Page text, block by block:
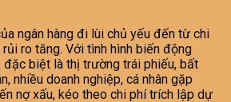
ngân hàng đi lùi chủ yếu đến từ chi
ro tăng. Với tình hình biến động
đặc biệt là thị trường trái phiếu, bất
nhiều doanh nghiệp, cá nhân gặp
nợ xấu, kéo theo chi phí trích lập dự